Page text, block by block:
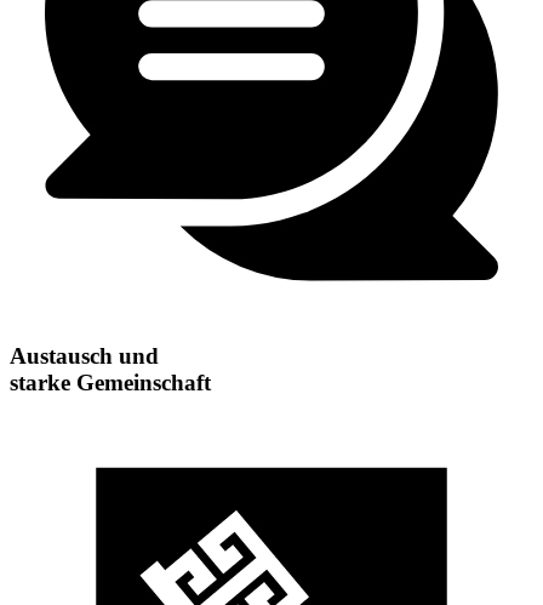
Austausch und
starke Gemeinschaft